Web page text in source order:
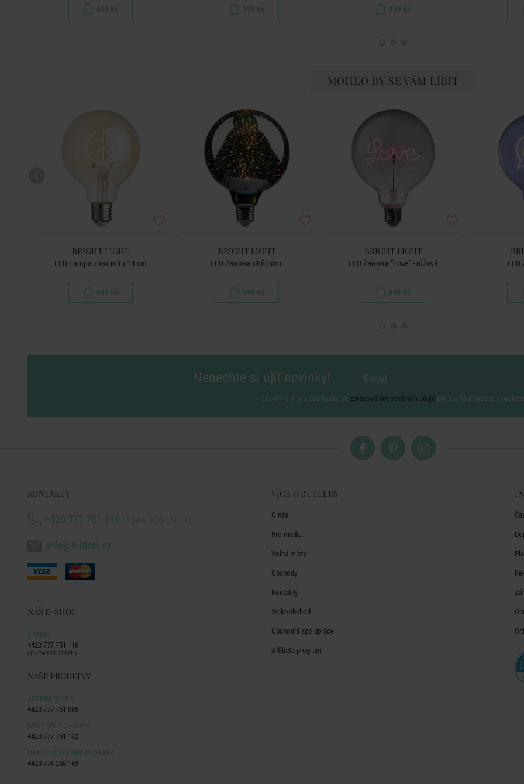
499 Kč 599 Kč 399 Kč
MOHLO BY SE VÁM LÍBIT
BRIGHT LIGHT
LED Lampa znak míru 14 cm
499 Kč
BRIGHT LIGHT
LED Žárovka ohňostroj
599 Kč
BRIGHT LIGHT
LED Žárovka "Love" - růžová
599 Kč
LED
Nenechte si ujít novinky!
vložením e-mailu souhlasíte se zpracováním osobních údajů pro zasílání našeho
KONTAKTY
+420 777 751 116
info@butlers.cz
NÁŠ E-SHOP
E-SHOP
+420 777 751 116
( Po-Pá: 9:00-17:00h )
NAŠE PRODEJNY
ATRIUM FLORA
+420 777 751 005
WESTFIELD CHODOV
+420 777 751 132
NÁKUPNÍ GALERIE MYSLBEK
+420 774 258 169
VÍCE O BUTLERS
O nás
Pro média
Volná místa
Obchody
Kontakty
Velkoobchod
Obchodní spolupráce
Affiliate program